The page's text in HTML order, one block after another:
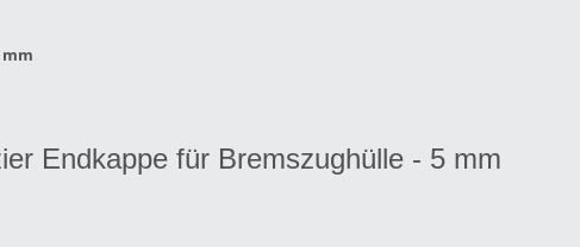
mm
Endkappe für Bremszughülle - 5 mm